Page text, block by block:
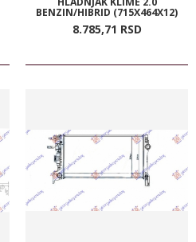
BENZIN/HIBRID (715X464X12)
8.785,71 RSD